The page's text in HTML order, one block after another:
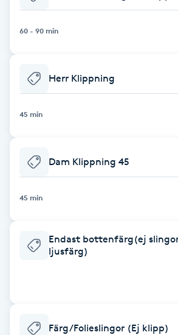
Balayage
Barnklippning
Blowout
Bottenfärg
Brynfärgning
60 - 90 min
Herr Klippning
45 min
Dam Klippning 45
45 min
Endast bottenfärg(ej
ljusfärg)
Färg/Folieslingor (Ej klipp)